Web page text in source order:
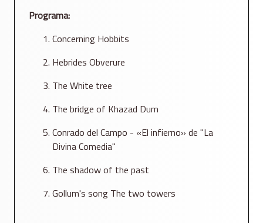
Programa:
Concerning Hobbits
Hebrides Obverure
The White tree
The bridge of Khazad Dum
Conrado del Campo - «El infierno» de "La
Divina Comedia"
The shadow of the past
Gollum's song The two towers